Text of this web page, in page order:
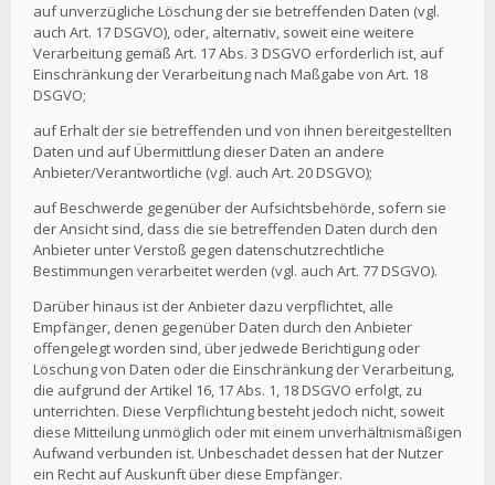
auf unverzügliche Löschung der sie betreffenden Daten (vgl.
auch Art. 17 DSGVO), oder, alternativ, soweit eine weitere
Verarbeitung gemäß Art. 17 Abs. 3 DSGVO erforderlich ist, auf
Einschränkung der Verarbeitung nach Maßgabe von Art. 18
DSGVO;
auf Erhalt der sie betreffenden und von ihnen bereitgestellten
Daten und auf Übermittlung dieser Daten an andere
Anbieter/Verantwortliche (vgl. auch Art. 20 DSGVO);
auf Beschwerde gegenüber der Aufsichtsbehörde, sofern sie
der Ansicht sind, dass die sie betreffenden Daten durch den
Anbieter unter Verstoß gegen datenschutzrechtliche
Bestimmungen verarbeitet werden (vgl. auch Art. 77 DSGVO).
Darüber hinaus ist der Anbieter dazu verpflichtet, alle
Empfänger, denen gegenüber Daten durch den Anbieter
offengelegt worden sind, über jedwede Berichtigung oder
Löschung von Daten oder die Einschränkung der Verarbeitung,
die aufgrund der Artikel 16, 17 Abs. 1, 18 DSGVO erfolgt, zu
unterrichten. Diese Verpflichtung besteht jedoch nicht, soweit
diese Mitteilung unmöglich oder mit einem unverhältnismäßigen
Aufwand verbunden ist. Unbeschadet dessen hat der Nutzer
ein Recht auf Auskunft über diese Empfänger.